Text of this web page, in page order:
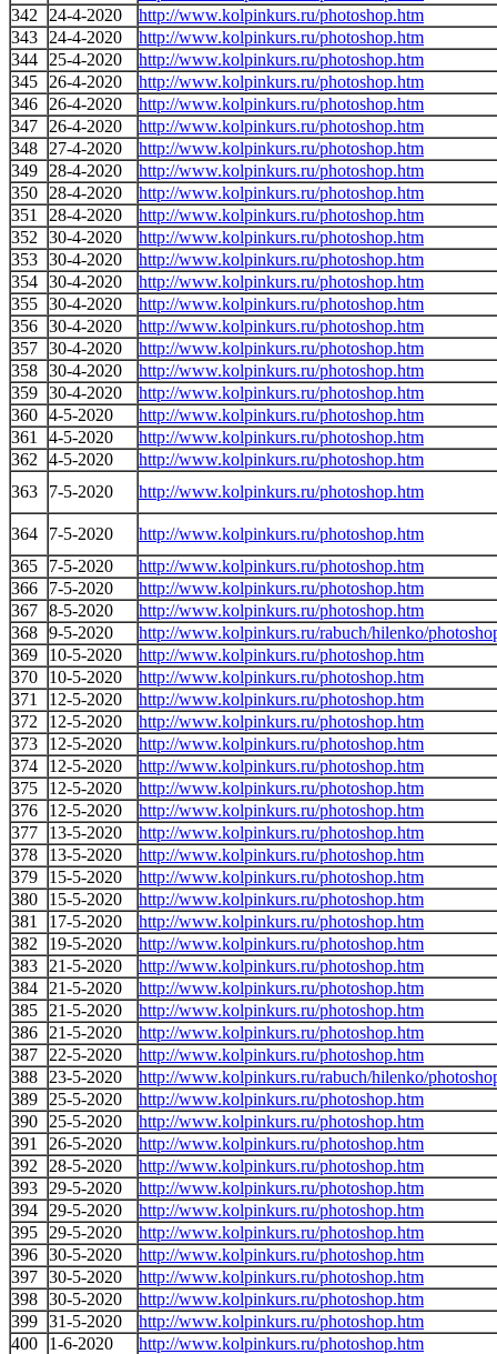
342
24-4-2020
http://www.kolpinkurs.ru/photoshop.htm
343
24-4-2020
http://www.kolpinkurs.ru/photoshop.htm
344
25-4-2020
http://www.kolpinkurs.ru/photoshop.htm
345
26-4-2020
http://www.kolpinkurs.ru/photoshop.htm
346
26-4-2020
http://www.kolpinkurs.ru/photoshop.htm
347
26-4-2020
http://www.kolpinkurs.ru/photoshop.htm
348
27-4-2020
http://www.kolpinkurs.ru/photoshop.htm
349
28-4-2020
http://www.kolpinkurs.ru/photoshop.htm
350
28-4-2020
http://www.kolpinkurs.ru/photoshop.htm
351
28-4-2020
http://www.kolpinkurs.ru/photoshop.htm
352
30-4-2020
http://www.kolpinkurs.ru/photoshop.htm
353 30-4-2020
http://www.kolpinkurs.ru/photoshop.htm
354 30-4-2020
http://www.kolpinkurs.ru/photoshop.htm
355 30-4-2020
http://www.kolpinkurs.ru/photoshop.htm
356 30-4-2020
http://www.kolpinkurs.ru/photoshop.htm
357 30-4-2020
http://www.kolpinkurs.ru/photoshop.htm
358 30-4-2020
http://www.kolpinkurs.ru/photoshop.htm
359 30-4-2020
http://www.kolpinkurs.ru/photoshop.htm
360 4-5-2020
http://www.kolpinkurs.ru/photoshop.htm
361
4-5-2020
http://www.kolpinkurs.ru/photoshop.htm
362
4-5-2020
http://www.kolpinkurs.ru/photoshop.htm
363
7-5-2020 http://www.kolpinkurs.ru/photoshop.htm
364 7-5-2020
http://www.kolpinkurs.ru/photoshop.htm
365
7-5-2020
http://www.kolpinkurs.ru/photoshop.htm
366
7-5-2020
http://www.kolpinkurs.ru/photoshop.htm
367 8-5-2020
http://www.kolpinkurs.ru/photoshop.htm
368 9-5-2020
http://www.kolpinkurs.ru/rabuch/hilenko/
369
10-5-2020
http://www.kolpinkurs.ru/photoshop.htm
370
10-5-2020
http://www.kolpinkurs.ru/photoshop.htm
371
12-5-2020
http://www.kolpinkurs.ru/photoshop.htm
372
12-5-2020
http://www.kolpinkurs.ru/photoshop.htm
373
12-5-2020
http://www.kolpinkurs.ru/photoshop.htm
374
12-5-2020
http://www.kolpinkurs.ru/photoshop.htm
375
12-5-2020
http://www.kolpinkurs.ru/photoshop.htm
376
12-5-2020
http://www.kolpinkurs.ru/photoshop.htm
377
13-5-2020
http://www.kolpinkurs.ru/photoshop.htm
378
13-5-2020
http://www.kolpinkurs.ru/photoshop.htm
379
15-5-2020
http://www.kolpinkurs.ru/photoshop.htm
380
15-5-2020
http://www.kolpinkurs.ru/photoshop.htm
381
17-5-2020
http://www.kolpinkurs.ru/photoshop.htm
382
19-5-2020
http://www.kolpinkurs.ru/photoshop.htm
383
21-5-2020
http://www.kolpinkurs.ru/photoshop.htm
384
21-5-2020
http://www.kolpinkurs.ru/photoshop.htm
385
21-5-2020
http://www.kolpinkurs.ru/photoshop.htm
386
21-5-2020
http://www.kolpinkurs.ru/photoshop.htm
387
22-5-2020
http://www.kolpinkurs.ru/photoshop.htm
388
23-5-2020
http://www.kolpinkurs.ru/rabuch/hilenko/
389
25-5-2020
http://www.kolpinkurs.ru/photoshop.htm
390
25-5-2020
http://www.kolpinkurs.ru/photoshop.htm
391
26-5-2020
http://www.kolpinkurs.ru/photoshop.htm
392
28-5-2020
http://www.kolpinkurs.ru/photoshop.htm
393
29-5-2020
http://www.kolpinkurs.ru/photoshop.htm
394
29-5-2020
http://www.kolpinkurs.ru/photoshop.htm
395
29-5-2020
http://www.kolpinkurs.ru/photoshop.htm
396 30-5-2020
http://www.kolpinkurs.ru/photoshop.htm
397 30-5-2020
http://www.kolpinkurs.ru/photoshop.htm
398 30-5-2020
http://www.kolpinkurs.ru/photoshop.htm
399 31-5-2020
http://www.kolpinkurs.ru/photoshop.htm
400
1-6-2020
http://www.kolpinkurs.ru/photoshop.htm